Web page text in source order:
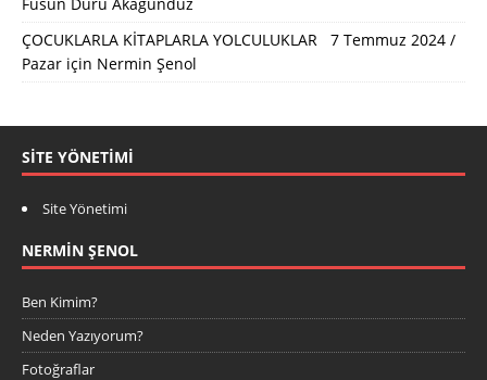
ÇOCUKLARLA KİTAPLARLA YOLCULUKLAR 7 Temmuz 2024 /
Pazar için Nermin Şenol
SITE YÖNETIMI
Site Yönetimi
NERMIN ŞENOL
Ben Kimim?
Neden Yazıyorum?
Fotoğraflar